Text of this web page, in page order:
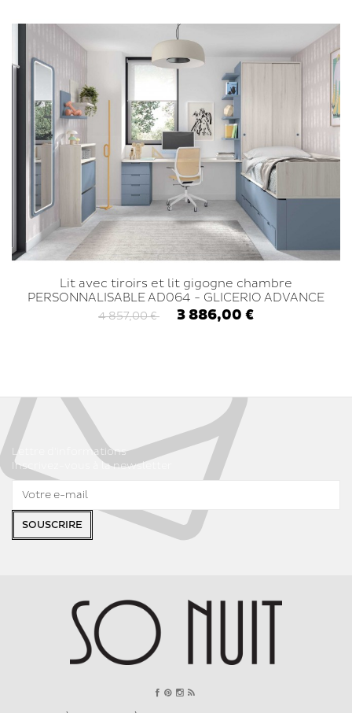
Lit avec tiroirs et lit gigogne chambre
PERSONNALISABLE AD064 - GLICERIO ADVANCE
4 857,00 € 3 886,00 €
Lettre d'informations
Inscrivez-vous à la newsletter
SOUSCRIRE